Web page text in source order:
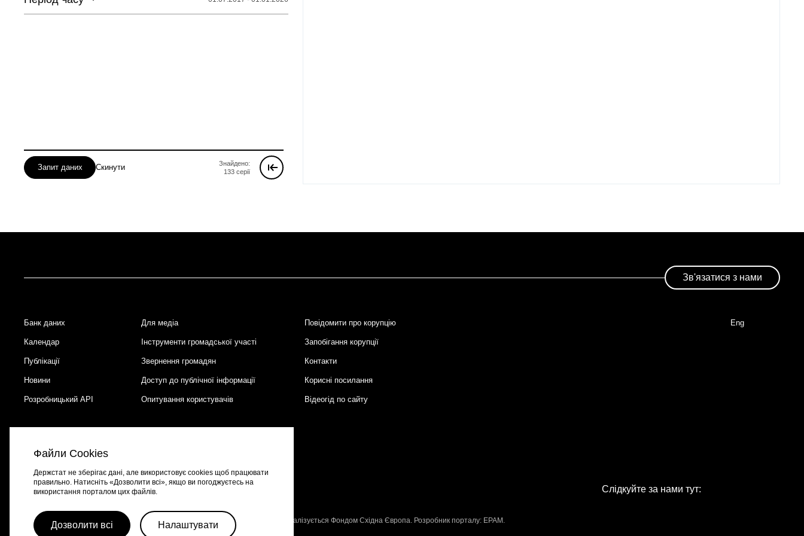
Запит даних Скинути
Знайдено:
133 серії
Зв'язатися з нами
Footer
Банк даних Для медіа Повідомити про корупцію
Календар Інструменти громадської участі Запобігання корупції
Публікації Звернення громадян Контакти
Новини Доступ до публічної інформації Корисні посилання
Розробницький API Опитування користувачів Відеогід по сайту
Eng
Портал створено за підтримки швейцарсько-української програми , що реалізується Фондом Східна Європа. Розробник порталу: EPAM .
Слідкуйте за нами тут:
Файли Cookies
Держстат не зберігає дані, але використовує cookies щоб працювати
правильно. Натисніть «Дозволити всі», якщо ви погоджуєтесь на
використання порталом цих файлів.
Дозволити всі Налаштувати